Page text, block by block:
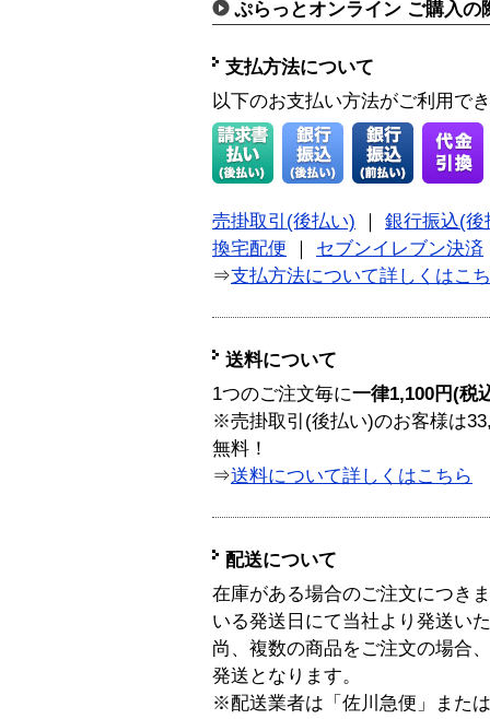
ぷらっとオンライン ご購入の
支払方法について
以下のお支払い方法がご利用で
売掛取引(後払い)
銀行振込(後
換宅配便
セブンイレブン決済
⇒支払方法について詳しくはこ
送料について
1つのご注文毎に一律1,100円(税
※売掛取引(後払い)のお客様は
無料！
⇒送料について詳しくはこちら
配送について
在庫がある場合のご注文につき
いる発送日にて当社より発送い
尚、複数の商品をご注文の場合
発送となります。
※配送業者は「佐川急便」また